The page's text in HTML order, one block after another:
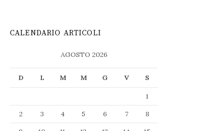
CALENDARIO ARTICOLI
AGOSTO 2026
D L M M G V S
1
2
3 4 5 6 7
8